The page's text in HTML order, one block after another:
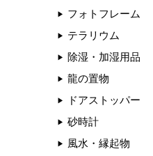
フォトフレーム
テラリウム
除湿・加湿用品
龍の置物
ドアストッパー
砂時計
風水・縁起物